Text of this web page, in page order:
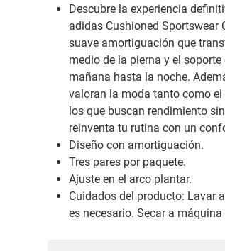
Descubre la experiencia
adidas Cushioned Sportswear
suave amortiguación que
medio de la pierna y el
mañana hasta la noche.
valoran la moda tanto como
los que buscan rendimiento
reinventa tu rutina con un
Diseño con amortiguación.
Tres pares por paquete.
Ajuste en el arco plantar.
Cuidados del producto: Lavar
es necesario. Secar a